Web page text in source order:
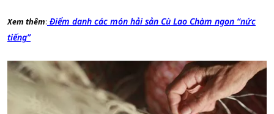
Xem thêm: Điểm danh các món hải sản Cù Lao Chàm ngon “nức
tiếng”